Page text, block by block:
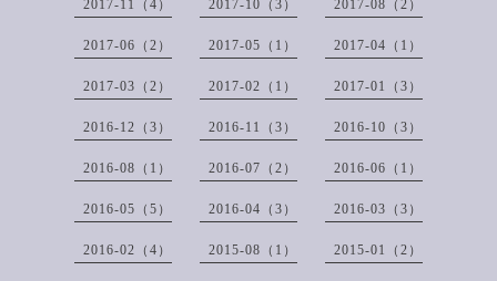
2017-11（4） 2017-10（3） 2017-08（2）
2017-06（2） 2017-05（1） 2017-04（1）
2017-03（2） 2017-02（1） 2017-01（3）
2016-12（3） 2016-11（3） 2016-10（3）
2016-08（1） 2016-07（2） 2016-06（1）
2016-05（5） 2016-04（3） 2016-03（3）
2016-02（4） 2015-08（1） 2015-01（2）